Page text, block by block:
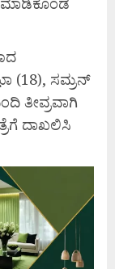
(18), ಸಮ್ರನ್
ತೀವ್ರವಾಗಿ
ದಾಖಲಿಸಿ